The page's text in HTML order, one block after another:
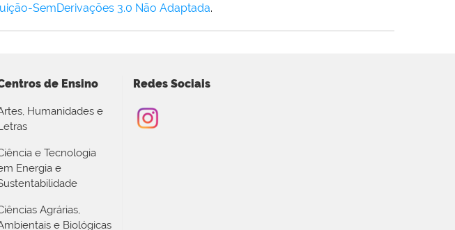
SemDerivações 3.0 Não Adaptada.
de Ensino
Humanidades e
e Tecnologia
Energia e
Agrárias,
e Biológicas
Redes Sociais